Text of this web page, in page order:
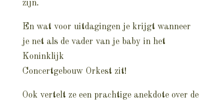
zijn.
En wat voor uitdagingen je krijgt wanneer
je net als de vader van je baby in het
Koninklijk
Concertgebouw Orkest zit!
Ook vertelt ze een prachtige anekdote over de